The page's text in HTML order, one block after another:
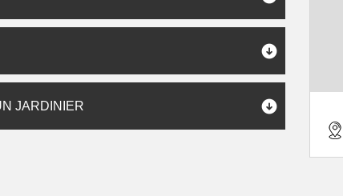
JARDINIER